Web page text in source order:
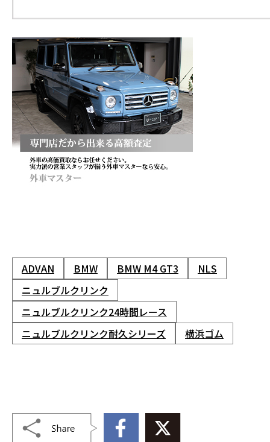
ADVAN BMW BMW M4 GT3
NLS
ニュルブルクリンク
ニュルブルクリンク24時間レース
ニュルブルクリンク耐久シリーズ
横浜ゴム